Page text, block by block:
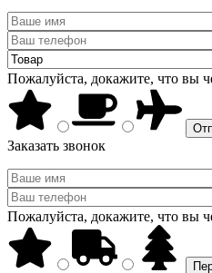
Пожалуйста, докажите, что вы
Заказать звонок
Пожалуйста, докажите, что вы